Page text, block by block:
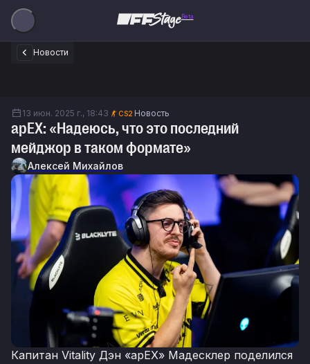
Beta
Новости
13 июн. 2025 г., 18:43 CS2 Новость
apEX: «Надеюсь, что это последний
мейджор в таком формате»
Алексей Михайлов
Капитан Vitality Дэн «apEX» Мадесклер поделился